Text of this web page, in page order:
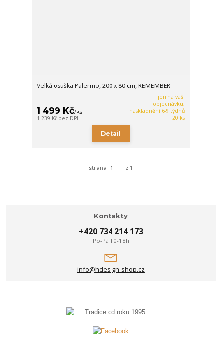
Velká osuška Palermo, 200 x 80 cm, REMEMBER
1 499 Kč/ks
1 239 Kč bez DPH
jen na vaši
objednávku,
naskladnění 6-9 týdnů
20 ks
Detail
strana z 1
Kontakty
+420 734 214 173
Po-Pá 10-18h
info@hdesign-shop.cz